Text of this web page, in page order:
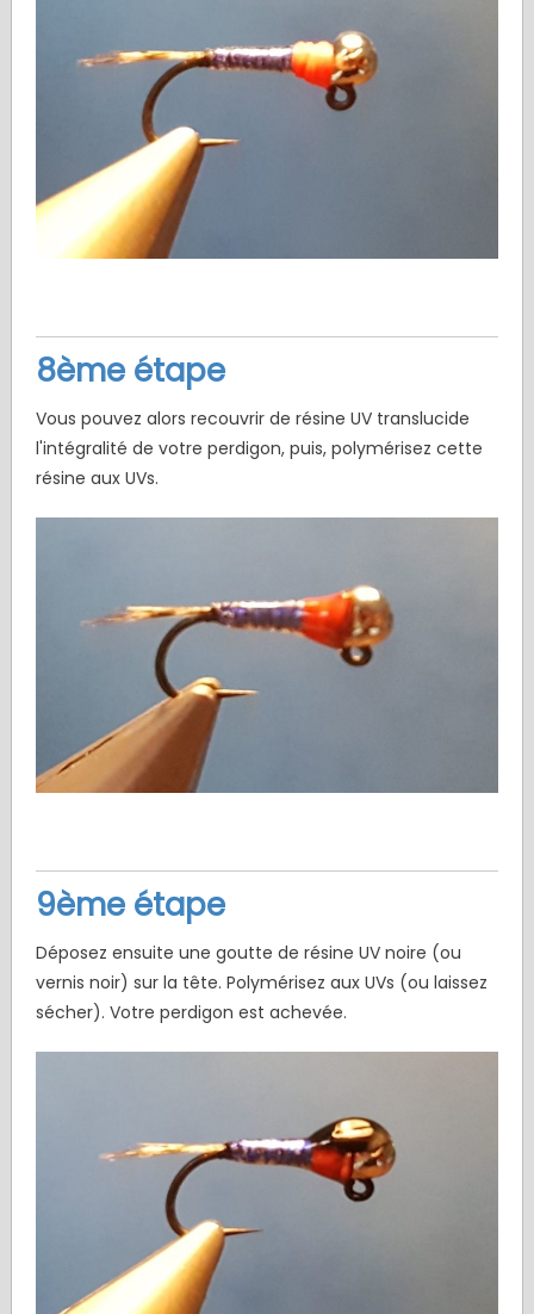
8ème étape
Vous pouvez alors recouvrir de résine UV translucide
l'intégralité de votre perdigon, puis, polymérisez cette
résine aux UVs.
9ème étape
Déposez ensuite une goutte de résine UV noire (ou
vernis noir) sur la tête. Polymérisez aux UVs (ou laissez
sécher). Votre perdigon est achevée.